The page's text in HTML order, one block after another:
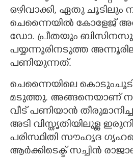
CONTACT US
ഒഴിവാക്കി, ഏതു ചൂടിലും
ചെന്നൈയിൽ കോളേജ്
ഡോ. പ്രീതയും
പയ്യന്നൂരിനടുത്ത
പണിയുന്നത്.
ചെന്നൈയിലെ
മടുത്തു. അങ്ങനെയാണ്
വീട് പണിയാൻ
അടി വിസ്തൃതിയിലുള്ള
പരിസ്ഥിതി സൗഹൃദ
ആർക്കിടെക്ട് സച്ചിൻ